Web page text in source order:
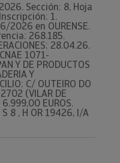
Sección: 8, Hoja
1.
2026 en OURENSE.
268.185.
28.04.26.
1071-
Y DE PRODUCTOS
Y
C/ OUTEIRO DO
(VILAR DE
6.999,00 EUROS.
8 , H OR 19426, I/A